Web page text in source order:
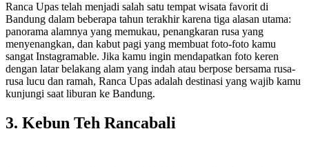
Ranca Upas telah menjadi salah satu tempat wisata favorit di
Bandung dalam beberapa tahun terakhir karena tiga alasan utama:
panorama alamnya yang memukau, penangkaran rusa yang
menyenangkan, dan kabut pagi yang membuat foto-foto kamu
sangat Instagramable. Jika kamu ingin mendapatkan foto keren
dengan latar belakang alam yang indah atau berpose bersama rusa-
rusa lucu dan ramah, Ranca Upas adalah destinasi yang wajib kamu
kunjungi saat liburan ke Bandung.
3. Kebun Teh Rancabali